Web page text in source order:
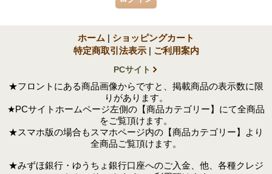
ホーム | ショッピングカート
特定商取引法表示 | ご利用案内
PCサイト
★フロントにある商品画像からですと、掲載商品の表示数に限
りがあります。
★PCサイトホームページ左側の【商品カテゴリー】にて全商品
をご覧頂けます。
★スマホ版の場合もスマホページ内の【商品カテゴリー】より
全商品ご覧頂けます。
★みずほ銀行・ゆうちょ銀行口座へのご入金、他、各種クレジ